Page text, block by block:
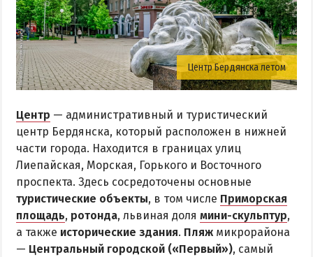
Центр Бердянска летом
Центр — административный и туристический
центр Бердянска, который расположен в нижней
части города. Находится в границах улиц
Лиепайская, Морская, Горького и Восточного
проспекта. Здесь сосредоточены основные
туристические объекты, в том числе Приморская
площадь, ротонда, львиная доля мини-скульптур,
а также исторические здания. Пляж микрорайона
— Центральный городской («Первый»), самый